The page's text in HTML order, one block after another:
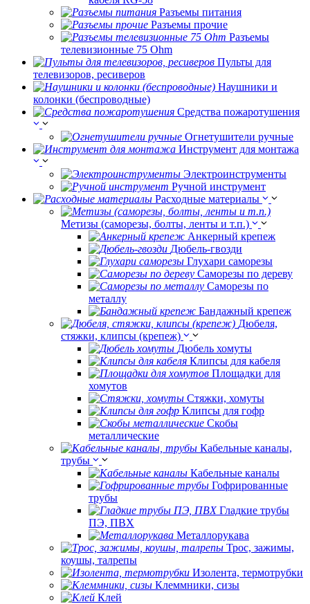
Разъемы питания
Разъемы прочие
Разъемы
телевизионные 75 Ohm
Пульты для
телевизоров, ресиверов
Наушники и
колонки (беспроводные)
Средства пожаротушения
Огнетушители ручные
Инструмент для монтажа
Электроинструменты
Ручной инструмент
Расходные материалы
Метизы (саморезы, болты, ленты и т.п.)
Анкерный крепеж
Дюбель-гвозди
Глухари саморезы
Саморезы по дереву
Саморезы по
металлу
Бандажный крепеж
Дюбеля,
стяжки, клипсы (крепеж)
Дюбель хомуты
Клипсы для кабеля
Площадки для
хомутов
Стяжки, хомуты
Клипсы для гофр
Скобы
металлические
Кабельные каналы,
трубы
Кабельные каналы
Гофрированные
трубы
Гладкие трубы
ПЭ, ПВХ
Металлорукава
Трос, зажимы,
коушы, талрепы
Изолента, термотрубки
Клеммники, сизы
Клей